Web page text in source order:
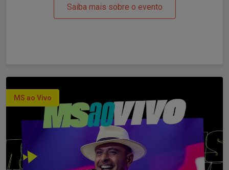
Saiba mais sobre o evento
MS ao Vivo